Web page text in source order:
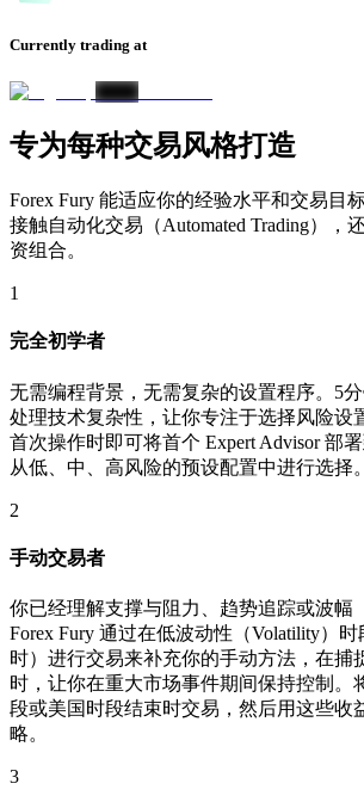
Currently trading at
专为每种交易风格打造
Forex Fury 能适应你的经验水平和交易目
接触自动化交易（Automated Trading），
资组合。
1
完全初学者
无需编程背景，无需复杂的设置程序。5
处理技术复杂性，让你专注于选择风险设
首次操作时即可将首个 Expert Advisor 部
从低、中、高风险的预设配置中进行选择。
2
手动交易者
你已经理解支撑与阻力、趋势追踪或波幅
Forex Fury 通过在低波动性（Volatility）
时）进行交易来补充你的手动方法，在捕
时，让你在重大市场事件期间保持控制。
段或美国时段结束时交易，然后用这些收
略。
3